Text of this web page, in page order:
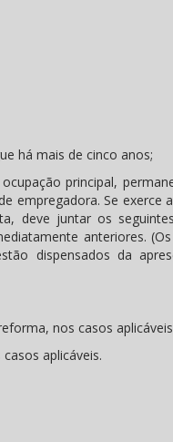
há mais de cinco anos;
principal,
empregadora. Se exerce
deve juntar os
anteriores.
dispensados ​​da
nos casos
aplicáveis.